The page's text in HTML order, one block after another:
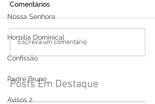
Nossa Senhora
Homilia Dominical
Confissão
Padre Bruno
Avisos 2
Comentários
Escreva um comentário
Posts Em Destaque